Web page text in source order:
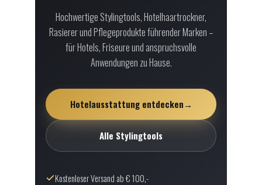
Hochwertige Stylingtools, Hotelhaartrockner,
Rasierer und Pflegeprodukte führender Marken –
für Hotels, Friseure und anspruchsvolle
Anwendungen zu Hause.
Hotelausstattung entdecken→
Alle Stylingtools
Kostenloser Versand ab € 100,-